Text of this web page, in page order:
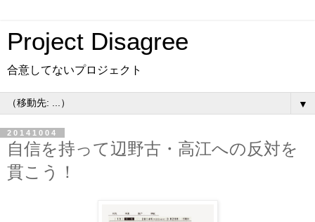
Project Disagree
合意してないプロジェクト
▼
20141004
自信を持って辺野古・高江への反対を
貫こう！